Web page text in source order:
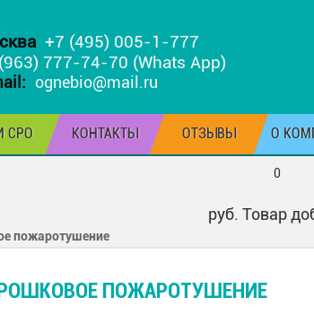
+7 (495) 005-1-777
777-74-70 (Whats App)
ognebio@mail.ru
СРО КОНТАКТЫ ОТЗЫВЫ О
0
руб. Товар
пожаротушение
ПОЖАРОТУШЕНИЕ